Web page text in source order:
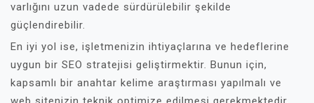
varlığını uzun vadede sürdürülebilir şekilde
güçlendirebilir.
En iyi yol ise, işletmenizin ihtiyaçlarına ve hedeflerine
uygun bir SEO stratejisi geliştirmektir. Bunun için,
kapsamlı bir anahtar kelime araştırması yapılmalı ve